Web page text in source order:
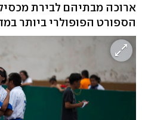
ארוכה מבתיהם לבירת
הספורט הפופולרי ביותר